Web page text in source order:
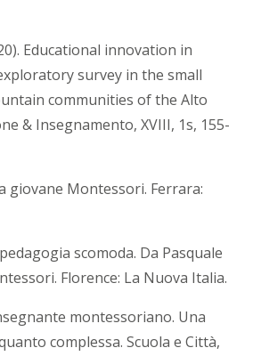
Educational innovation in
survey in the small
communities of the Alto
& Insegnamento, XVIII, 1s, 155-
giovane Montessori. Ferrara:
scomoda. Da Pasquale
Florence: La Nuova Italia.
montessoriano. Una
complessa. Scuola e Città,